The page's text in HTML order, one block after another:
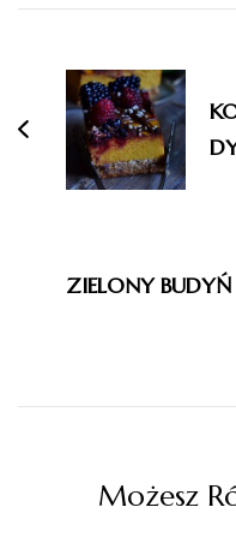
wpisu
ZIELONY
Możesz